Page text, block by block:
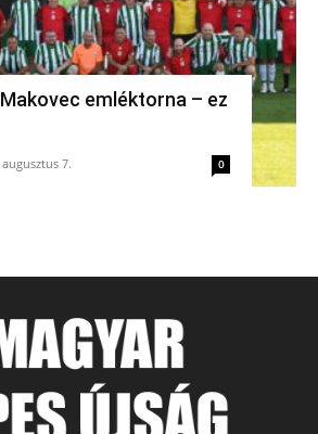
emléktorna – ez
augusztus 7. 0